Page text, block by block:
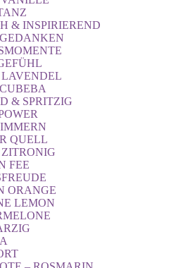
& INSPIRIEREND
& SPRITZIG
QUELL
FEE
ORANGE
LEMON